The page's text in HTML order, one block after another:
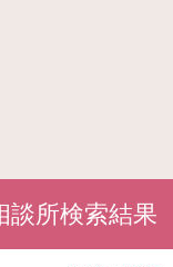
談所検索結果